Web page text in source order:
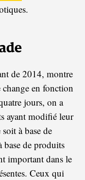
de 2014, montre
en fonction
jours, on a
ayant modifié leur
à base de
base de produits
important dans le
Ceux qui